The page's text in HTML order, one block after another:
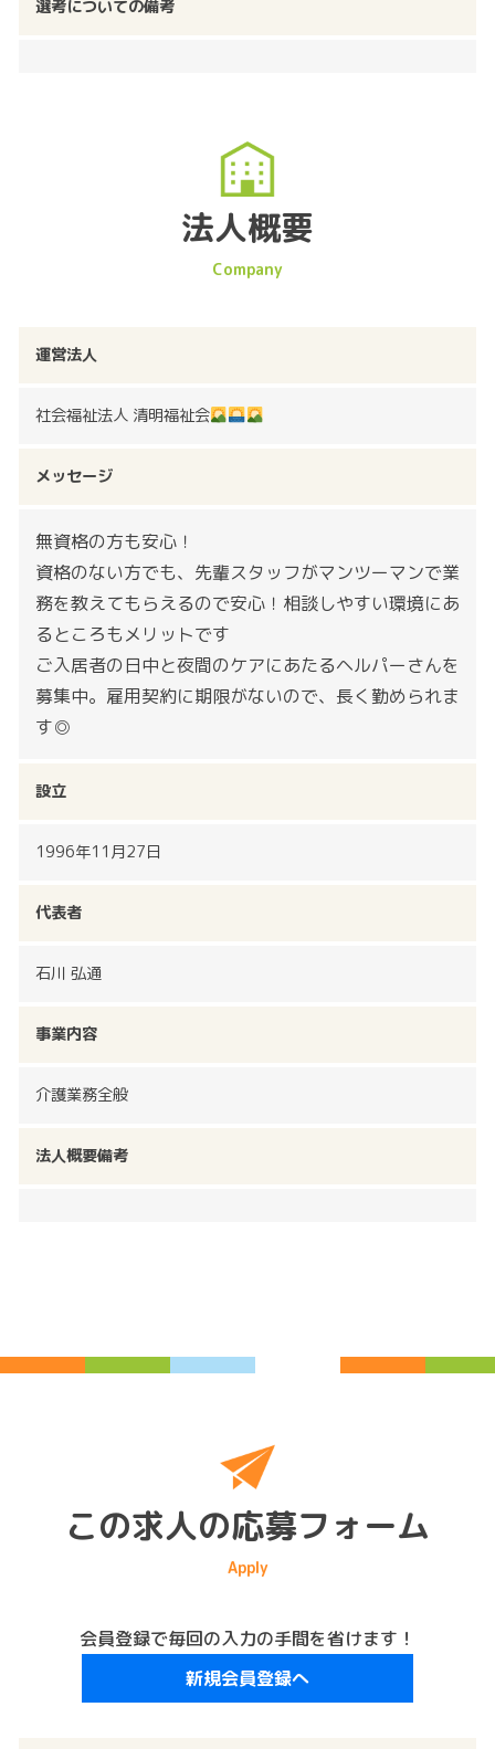
選考についての備考
法人概要
運営法人
社会福祉法人 清明福祉会
メッセージ
無資格の方も安心！
資格のない方でも、先輩スタッフがマンツーマンで業
務を教えてもらえるので安心！相談しやすい環境にあ
るところもメリットです
ご入居者の日中と夜間のケアにあたるヘルパーさんを
募集中。雇用契約に期限がないので、長く勤められま
す◎
設立
1996年11月27日
代表者
石川 弘通
事業内容
介護業務全般
法人概要備考
この求人の応募フォーム
会員登録で毎回の入力の手間を省けます！
新規会員登録へ